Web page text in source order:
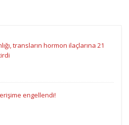
transların hormon ilaçlarına 21
engellendi!